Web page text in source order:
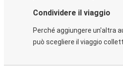
Condividere il viaggio
Perché aggiungere un'altra
può scegliere il viaggio